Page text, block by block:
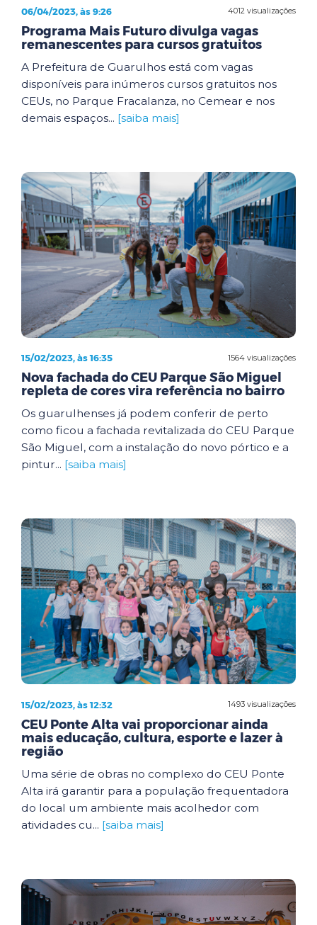
4012 visualizações
06/04/2023, às 9:26
Programa Mais Futuro divulga vagas
remanescentes para cursos gratuitos
A Prefeitura de Guarulhos está com vagas
disponíveis para inúmeros cursos gratuitos nos
CEUs, no Parque Fracalanza, no Cemear e nos
demais espaços... [saiba mais]
1564 visualizações
15/02/2023, às 16:35
Nova fachada do CEU Parque São Miguel
repleta de cores vira referência no bairro
Os guarulhenses já podem conferir de perto
como ficou a fachada revitalizada do CEU Parque
São Miguel, com a instalação do novo pórtico e a
pintur... [saiba mais]
1493 visualizações
15/02/2023, às 12:32
CEU Ponte Alta vai proporcionar ainda
mais educação, cultura, esporte e lazer à
região
Uma série de obras no complexo do CEU Ponte
Alta irá garantir para a população frequentadora
do local um ambiente mais acolhedor com
atividades cu... [saiba mais]